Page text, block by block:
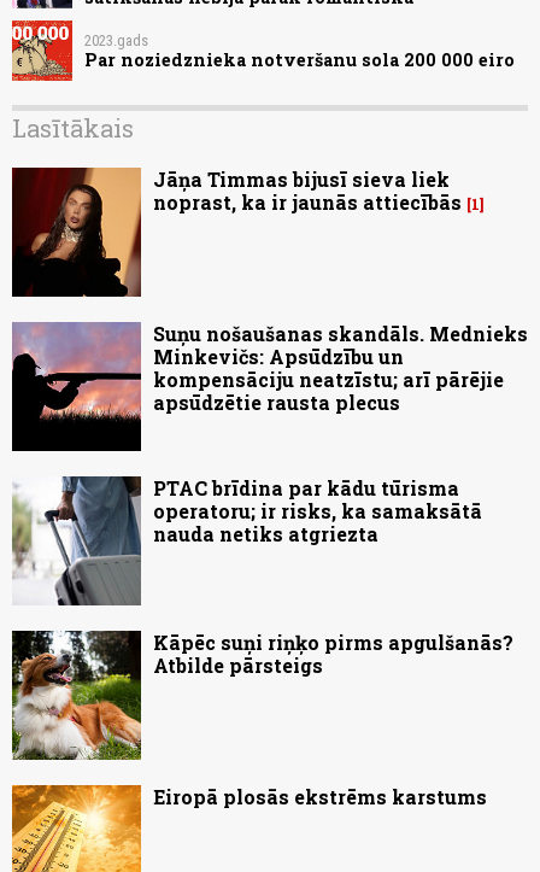
2023.gads
Par noziedznieka notveršanu sola 200 000 eiro
Lasītākais
Jāņa Timmas bijusī sieva liek
noprast, ka ir jaunās attiecībās
1
Suņu nošaušanas skandāls. Mednieks
Minkevičs: Apsūdzību un
kompensāciju neatzīstu; arī pārējie
apsūdzētie rausta plecus
PTAC brīdina par kādu tūrisma
operatoru; ir risks, ka samaksātā
nauda netiks atgriezta
Kāpēc suņi riņķo pirms apgulšanās?
Atbilde pārsteigs
Eiropā plosās ekstrēms karstums